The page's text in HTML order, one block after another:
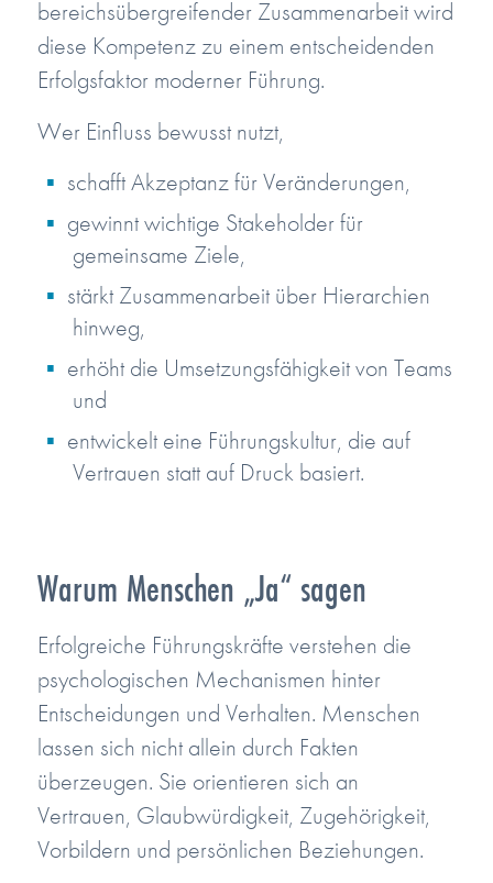
bereichsübergreifender Zusammenarbeit wird
diese Kompetenz zu einem entscheidenden
Erfolgsfaktor moderner Führung.
Wer Einfluss bewusst nutzt,
schafft Akzeptanz für Veränderungen,
gewinnt wichtige Stakeholder für
gemeinsame Ziele,
stärkt Zusammenarbeit über Hierarchien
hinweg,
erhöht die Umsetzungsfähigkeit von Teams
und
entwickelt eine Führungskultur, die auf
Vertrauen statt auf Druck basiert.
Warum Menschen „Ja“ sagen
Erfolgreiche Führungskräfte verstehen die
psychologischen Mechanismen hinter
Entscheidungen und Verhalten. Menschen
lassen sich nicht allein durch Fakten
überzeugen. Sie orientieren sich an
Vertrauen, Glaubwürdigkeit, Zugehörigkeit,
Vorbildern und persönlichen Beziehungen.